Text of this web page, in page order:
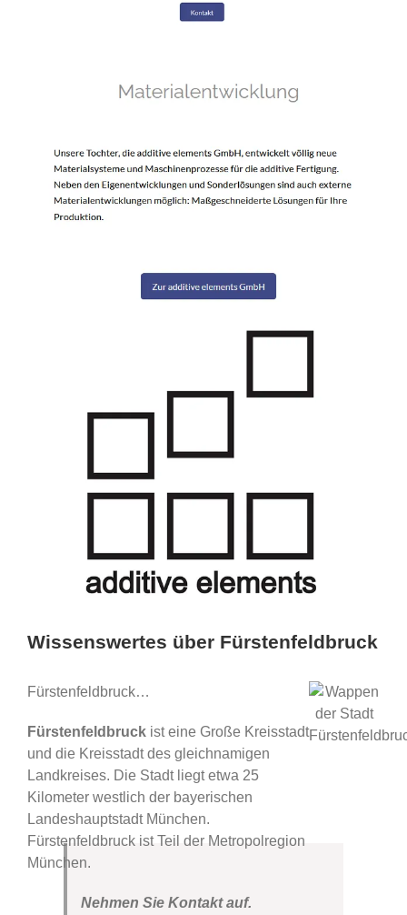
Wissenswertes über Fürstenfeldbruck
Fürstenfeldbruck…
Fürstenfeldbruck ist eine Große Kreisstadt
und die Kreisstadt des gleichnamigen
Landkreises. Die Stadt liegt etwa 25
Kilometer westlich der bayerischen
Landeshauptstadt München.
Fürstenfeldbruck ist Teil der Metropolregion
München.
Nehmen Sie Kontakt auf.